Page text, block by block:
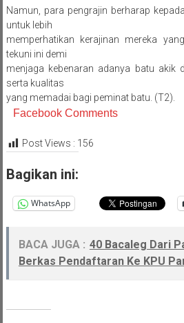
Namun, para pengrajin berharap
untuk lebih
memperhatikan kerajinan mereka
tekuni ini demi
menjaga kebenaran adanya batu akik
serta kualitas
yang memadai bagi peminat batu. (T2).
Facebook Comments
Post Views : 156
Bagikan ini:
WhatsApp
BACA JUGA : 40 Bacaleg Dari
Berkas Pendaftaran Ke KPU